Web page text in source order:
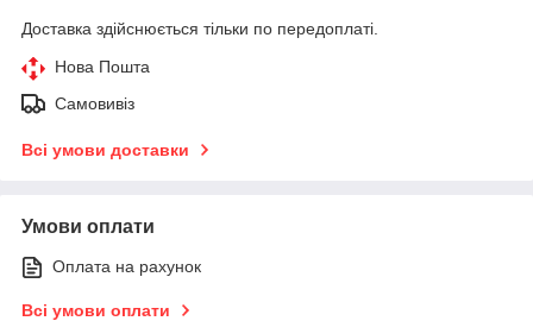
Доставка здійснюється тільки по передоплаті.
Нова Пошта
Самовивіз
Всі умови доставки
Умови оплати
Оплата на рахунок
Всі умови оплати